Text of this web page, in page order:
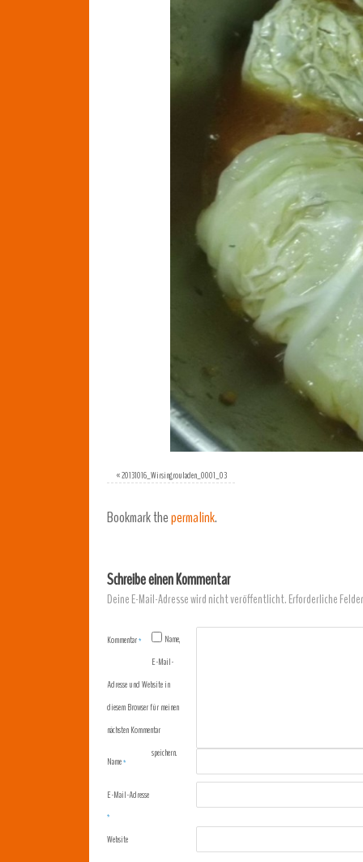
«20131016_Wirsingrouladen_0001_03
Bookmark thepermalink.
Schreibe einen Kommentar
Deine E-Mail-Adresse wird nicht veröffentlicht.Erforderliche
Kommentar*
Name*
E-Mail-Adresse
*
Website
Name,
E-Mail-
Adresse und Website in
diesem Browser für meinen
nächsten Kommentar
speichern.